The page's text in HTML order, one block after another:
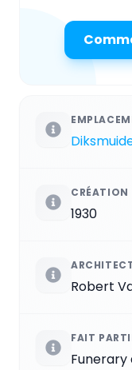
CRÉATION
1930
Robert
FAIT